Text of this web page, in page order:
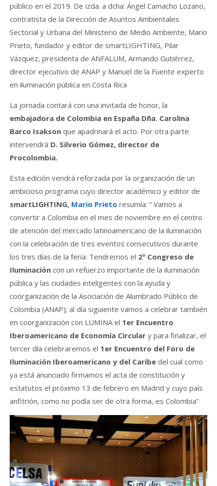
público en el 2019. De izda. a dcha: Ángel Camacho Lozano,
contratista de la Dirección de Asuntos Ambientales
Sectorial y Urbana del Ministerio de Medio Ambiente, Mario
Prieto, fundador y editor de smartLIGHTING, Pilar
Vázquez, presidenta de ANFALUM, Armando Gutiérrez,
director ejecutivo de ANAP y Manuel de la Fuente experto
en iluminación pública en Costa Rica
La jornada contará con una invitada de honor, la
embajadora de Colombia en España Dña. Carolina
Barco Isakson que apadrinará el acto. Por otra parte
intervendrá D. Silverio Gómez, director de
Procolombia.
Esta edición vendrá reforzada por la organización de un
ambicioso programa cuyo director académico y editor de
smartLIGHTING, Mario Prieto resumía: “ Vamos a
convertir a Colombia en el mes de noviembre en el centro
de atención del mercado latinoamericano de la iluminación
con la celebración de tres eventos consecutivos durante
los tres días de la feria: Tendremos el 2º Congreso de
Iluminación con un refuerzo importante de la iluminación
pública y las ciudades inteligentes con la ayuda y
coorganización de la Asociación de Alumbrado Público de
Colombia (ANAP); al día siguiente vamos a celebrar también
en coorganización con LUMINA el 1er Encuentro
Iberoamericano de Economía Circular y para finalizar, el
tercer día celebraremos el 1er Encuentro del Foro de
Iluminación Iberoamericano y del Caribe del cual como
ya está anunciado firmamos el acta de constitución y
estatutos el próximo 13 de febrero en Madrid y cuyo país
anfitrión, como no podía ser de otra forma, es Colombia”